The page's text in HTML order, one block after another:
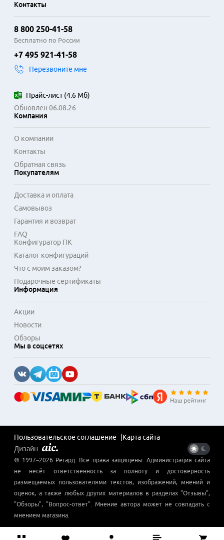
оснащены современными интерфейсами, включая HDMI и
DisplayPort. Это обеспечивает совместимость с
большинством системных блоков, ноутбуков и игровых
консолей. Эргономичная подставка часто позволяет
регулировать наклон экрана, что помогает найти удобное
дюймов, что позволяет подобрать вариант для разных
задач и размеров рабочего пространства. Такие мониторы
подходят для офисных приложений, просмотра видео, веб-
настройка и надежная сборка делают технику готовой к
Контакты
8 800 250-41-58
Бесплатно по России
+7 495 921-41-58
Перезвоните мне
Прайс-лист(4.6 Мб)
Обновлен 06.08.26
Компания
О компании
Контакты
Обратная связь
Покупателям
Доставка и оплата
Самовывоз
Гарантия и возврат
FAQ
Конфигуратор ПК
Каталог конфигураций
Что с моим заказом?
Подарочные сертификаты
Информация
Акции
Новости
Обзоры
Мы в соцсетях
Пользовательское соглашение
Карта сайта
Дизайн
© 1997–2026 Регард . Все права защищены. Администрация сайта
не несёт ответственность за полноту и достоверность
размещаемых пользователями текстов, изображений, мнений и
оценок, а также любых других материалов в разделах "Отзывы",
"Обзоры", "Вопрос-ответ". Мнение автора может не совпадать с
мнением магазина.